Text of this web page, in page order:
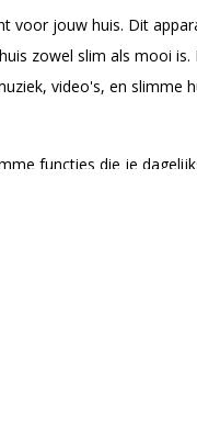
voor jouw huis. Dit
zowel slim als mooi is.
video's, en slimme
functies die je
het bekijken van
Met spraakbediening